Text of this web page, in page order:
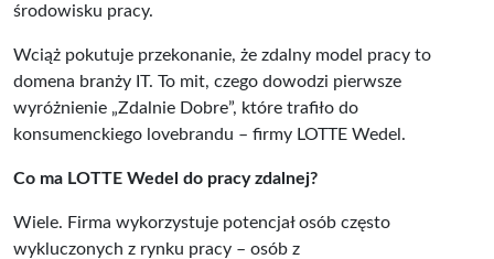
środowisku pracy.
Wciąż pokutuje przekonanie, że zdalny model pracy to
domena branży IT. To mit, czego dowodzi pierwsze
wyróżnienie „Zdalnie Dobre”, które trafiło do
konsumenckiego lovebrandu – firmy LOTTE Wedel.
Co ma LOTTE Wedel do pracy zdalnej?
Wiele. Firma wykorzystuje potencjał osób często
wykluczonych z rynku pracy – osób z